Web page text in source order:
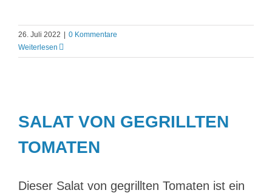
26. Juli 2022
0 Kommentare
Weiterlesen
SALAT VON GEGRILLTEN
TOMATEN
Dieser Salat von gegrillten Tomaten ist ein